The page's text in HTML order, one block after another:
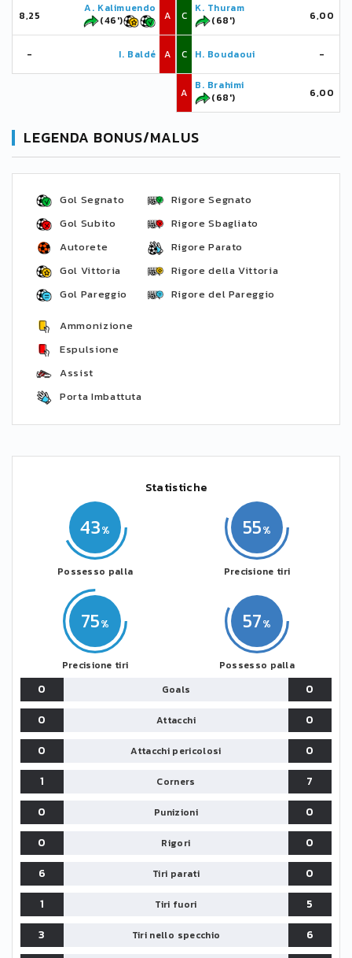
8,25
A. Kalimuendo
(46')
A
- I. Baldé A
C
K. Thuram
(68')
6,00
C H. Boudaoui -
A
B. Brahimi
(68')
6,00
LEGENDA BONUS/MALUS
Gol Segnato
Gol Subito
Autorete
Gol Vittoria
Gol Pareggio
Rigore Segnato
Rigore Sbagliato
Rigore Parato
Rigore della Vittoria
Rigore del Pareggio
Ammonizione
Espulsione
Assist
Porta Imbattuta
Statistiche
43
Possesso palla
75
Precisione tiri
57
Possesso palla
55
Precisione tiri
0 Goals
0
0
Attacchi
0
0
Attacchi pericolosi
0
1
Corners
7
0
Punizioni
0
0
Rigori
0
6
Tiri parati
0
1
Tiri fuori
5
3
Tiri nello specchio
6